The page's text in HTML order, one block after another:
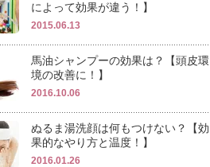
によって効果が違う！】
2015.06.13
馬油シャンプーの効果は？【頭皮環
境の改善に！】
2016.10.06
ぬるま湯洗顔は何もつけない？【効
果的なやり方と温度！】
2016.01.26